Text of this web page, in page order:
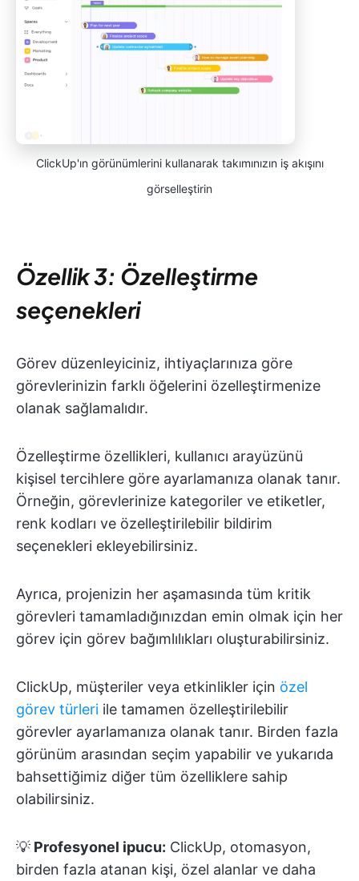
ClickUp'ın görünümlerini kullanarak takımınızın iş akışını
görselleştirin
Özellik 3: Özelleştirme
seçenekleri
Görev düzenleyiciniz, ihtiyaçlarınıza göre
görevlerinizin farklı öğelerini özelleştirmenize
olanak sağlamalıdır.
Özelleştirme özellikleri, kullanıcı arayüzünü
kişisel tercihlere göre ayarlamanıza olanak tanır.
Örneğin, görevlerinize kategoriler ve etiketler,
renk kodları ve özelleştirilebilir bildirim
seçenekleri ekleyebilirsiniz.
Ayrıca, projenizin her aşamasında tüm kritik
görevleri tamamladığınızdan emin olmak için her
görev için görev bağımlılıkları oluşturabilirsiniz.
ClickUp, müşteriler veya etkinlikler için özel
görev türleri ile tamamen özelleştirilebilir
görevler ayarlamanıza olanak tanır. Birden fazla
görünüm arasından seçim yapabilir ve yukarıda
bahsettiğimiz diğer tüm özelliklere sahip
olabilirsiniz.
💡 Profesyonel ipucu: ClickUp, otomasyon,
birden fazla atanan kişi, özel alanlar ve daha